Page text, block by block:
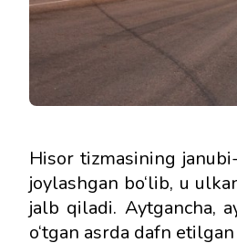
Hisor tizmasining
joylashgan bo‘lib, u
jalb qiladi. Aytgancha,
o‘tgan asrda dafn